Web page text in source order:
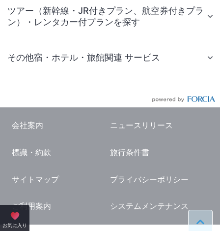
お気に入り ペー
ツアー（新幹線・JR付きプラン、航空券付きプラ
ン）・レンタカー付プランを探す
その他宿・ホテル・旅館関連 サービス
国内観光ガイド
旅行・観光情報
会社案内 ニュースリリース
標識・約款 旅行条件書
サイトマップ プライバシーポリシー
ご利用案内 システムメンテナンス